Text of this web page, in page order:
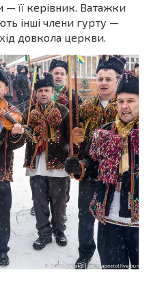
— її керівник. Ватажки
інші члени гурту —
довкола церкви.